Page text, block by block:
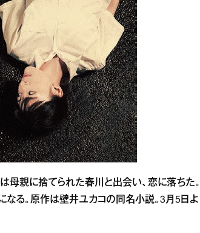
母親に捨てられた春川と出会い、恋に落ちた。
る。原作は壁井ユカコの同名小説。3月5日よ